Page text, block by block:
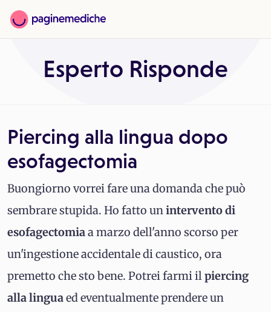
Esperto Risponde
Piercing alla lingua dopo
esofagectomia
Buongiorno vorrei fare una domanda che può
sembrare stupida. Ho fatto unintervento di
esofagectomiaa marzo dell'anno scorso per
un'ingestione accidentale di caustico, ora
premetto che sto bene. Potrei farmi ilpiercing
alla linguaed eventualmente prendere un